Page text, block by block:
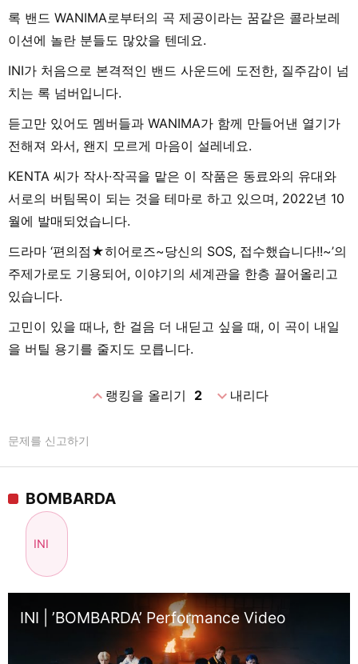
록 밴드 WANIMA로부터의 곡 제공이라는 꿈같은 콜라보레
이션에 놀란 분들도 많았을 텐데요.
INI가 처음으로 본격적인 밴드 사운드에 도전한, 질주감이 넘
치는 록 넘버입니다.
듣고만 있어도 멤버들과 WANIMA가 함께 만들어낸 열기가
전해져 와서, 왠지 모르게 마음이 설레네요.
KENTA 씨가 작사·작곡을 맡은 이 작품은 동료와의 유대와
서로의 버팀목이 되는 것을 테마로 하고 있으며, 2022년 10
월에 발매되었습니다.
드라마 ‘편의점★히어로즈~당신의 SOS, 접수했습니다!!~’의
주제가로도 기용되어, 이야기의 세계관을 한층 끌어올리고
있습니다.
고민이 있을 때나, 한 걸음 더 내딛고 싶을 때, 이 곡이 내일
을 버틸 용기를 줄지도 모릅니다.
expand_less랭킹을 올리기 2 expand_more내리다
문제를 신고하기
BOMBARDA
INI
INI | ’BOMBARDA’ Performance Video